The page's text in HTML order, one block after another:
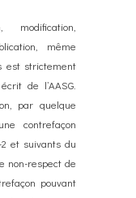
modification,
même
est strictement
de l’AASG.
par quelque
contrefaçon
et suivants du
non-respect de
pouvant